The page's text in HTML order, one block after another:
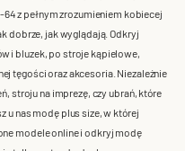
z pełnym zrozumieniem kobiecej
dobrze, jak wyglądają. Odkryj
i bluzek, po stroje kąpielowe,
tęgości oraz akcesoria. Niezależnie
stroju na imprezę, czy ubrań, które
u nas modę plus size, w której
modele online i odkryj modę